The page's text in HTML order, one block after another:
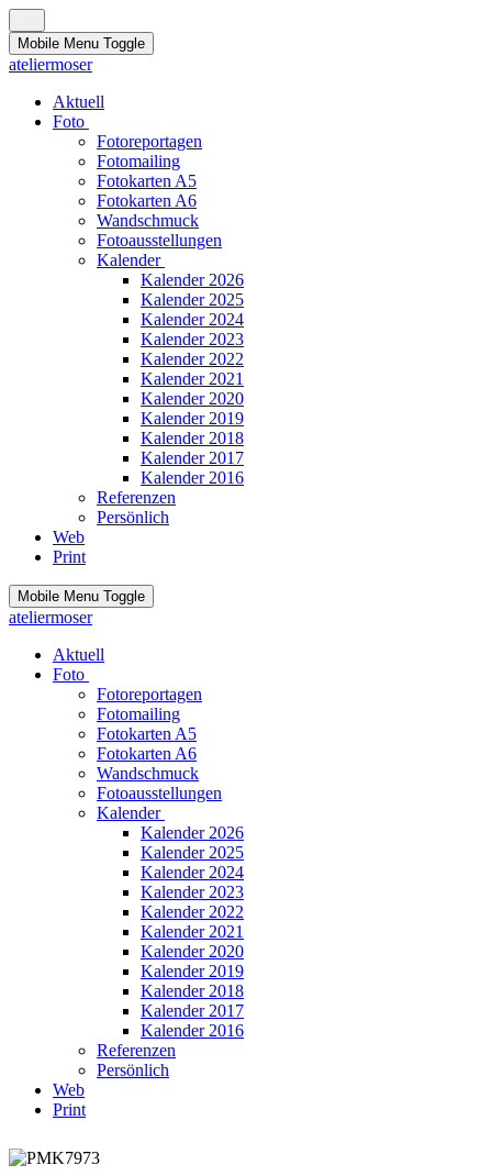
Mobile Menu Toggle
ateliermoser
Aktuell
Foto
Fotoreportagen
Fotomailing
Fotokarten A5
Fotokarten A6
Wandschmuck
Fotoausstellungen
Kalender
Kalender 2026
Kalender 2025
Kalender 2024
Kalender 2023
Kalender 2022
Kalender 2021
Kalender 2020
Kalender 2019
Kalender 2018
Kalender 2017
Kalender 2016
Referenzen
Persönlich
Web
Print
Mobile Menu Toggle
ateliermoser
Aktuell
Foto
Fotoreportagen
Fotomailing
Fotokarten A5
Fotokarten A6
Wandschmuck
Fotoausstellungen
Kalender
Kalender 2026
Kalender 2025
Kalender 2024
Kalender 2023
Kalender 2022
Kalender 2021
Kalender 2020
Kalender 2019
Kalender 2018
Kalender 2017
Kalender 2016
Referenzen
Persönlich
Web
Print